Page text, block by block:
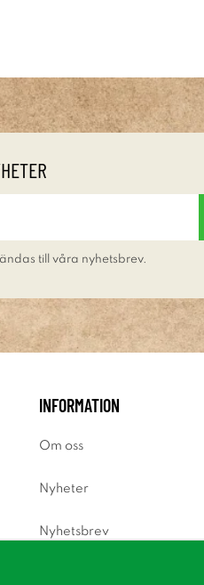
till våra nyhetsbrev.
INFORMATION
Om oss
Nyheter
Nyhetsbrev